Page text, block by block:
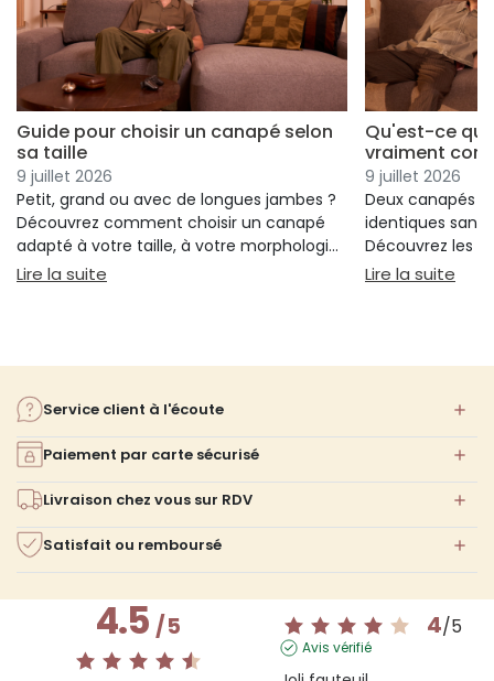
Guide pour choisir un canapé selon
sa taille
9 juillet 2026
Petit, grand ou avec de longues jambes ?
Découvrez comment choisir un canapé
adapté à votre taille, à votre morphologie
et à votre confort.
Lire la suite : Guide pour choisir un canapé selon sa taille
Qu'est-ce qui
vraiment
9 juillet 2026
Deux canapés
identiques
Découvrez les
réellement
Lire la suite
Service client à l'écoute
Paiement par carte sécurisé
Livraison chez vous sur RDV
Satisfait ou remboursé
4.5/5 4/5
Avis vérifié